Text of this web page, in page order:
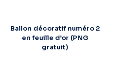
Ballon décoratif numéro 2
en feuille d'or (PNG
gratuit)